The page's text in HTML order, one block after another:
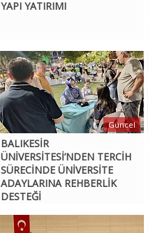
YAPI YATIRIMI
BALIKESİR
ÜNİVERSİTESİ’NDEN TERCİH
SÜRECİNDE ÜNİVERSİTE
ADAYLARINA REHBERLİK
DESTEĞİ
Güncel